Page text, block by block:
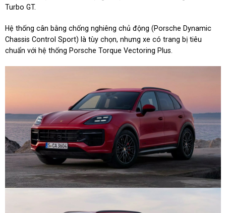
Turbo GT.
Hệ thống cân bằng chống nghiêng chủ động (Porsche Dynamic
Chassis Control Sport) là tùy chọn, nhưng xe có trang bị tiêu
chuẩn với hệ thống Porsche Torque Vectoring Plus.